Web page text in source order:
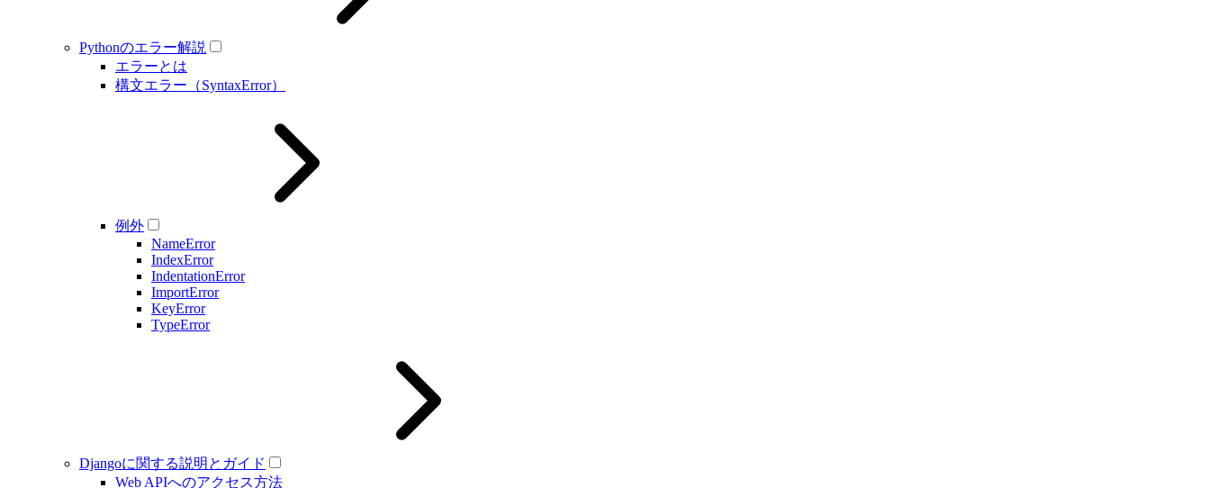
Pythonのエラー解説
エラーとは
構文エラー（SyntaxError）
例外
NameError
IndexError
IndentationError
ImportError
KeyError
TypeError
Djangoに関する説明とガイド
Web APIへのアクセス方法